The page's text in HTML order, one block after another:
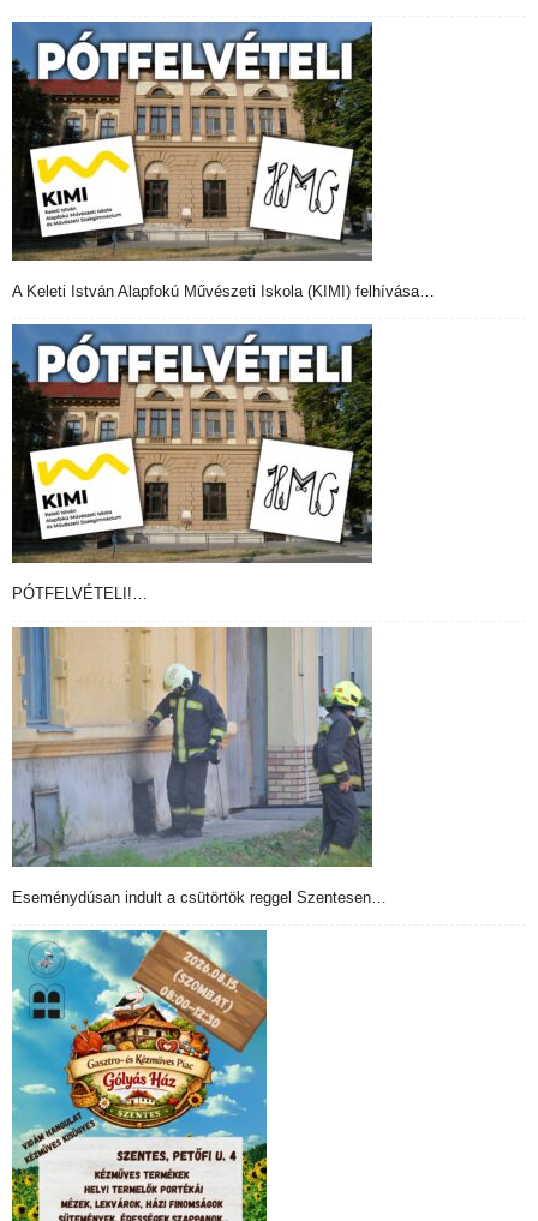
A Keleti István Alapfokú Művészeti Iskola (KIMI) felhívása…
PÓTFELVÉTELI!…
Eseménydúsan indult a csütörtök reggel Szentesen…